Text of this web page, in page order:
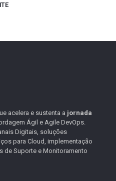
acelera e sustenta a jornada
Ágil e Agile DevOps.
Digitais, soluções
para Cloud, implementação
de Suporte e Monitoramento